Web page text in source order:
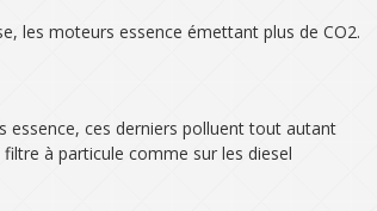
les moteurs essence émettant plus de CO2.
essence, ces derniers polluent tout autant
à particule comme sur les diesel